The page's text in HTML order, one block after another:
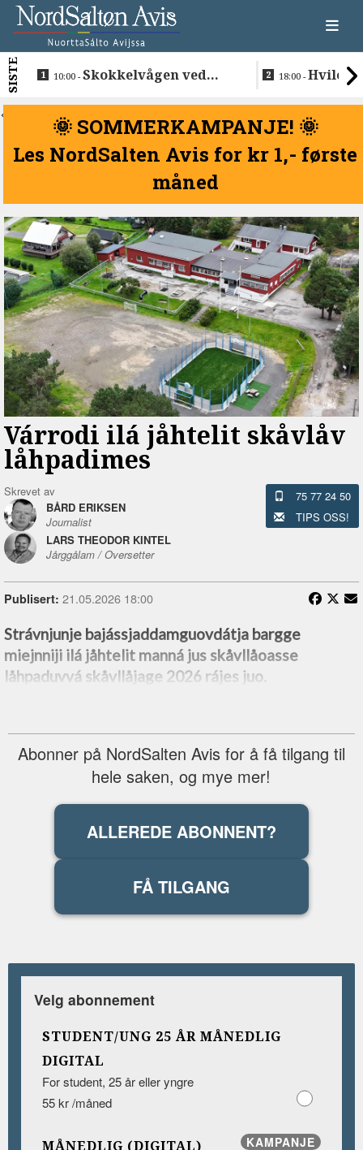
SISTE 10:00 -Skokkelvågen ved
18:00 -Hvile i
<
🌞 SOMMERKAMPANJE! 🌞
Les NordSalten Avis for kr 1,- første
måned
Várrodi ilá jåhtelit skåvlåv
låhpadimes
Skrevet av
BÅRD ERIKSEN
Journalist
LARS THEODOR KINTEL
Jårggålam / Oversetter
75 77 24 50
TIPS OSS!
Publisert: 21.05.2026 18:00
Strávnjunje bajássjaddamguovdátja bargge
miejnniji ilá jåhtelit manná jus skåvllåoasse
låhpaduvvá skåvllåjage 2026 rájes juo.
Abonner på NordSalten Avis for å få tilgang til
hele saken, og mye mer!
ALLEREDE ABONNENT?
FÅ TILGANG
Velg abonnement
STUDENT/UNG 25 ÅR MÅNEDLIG
DIGITAL
For student, 25 år eller yngre
55 kr /måned
KAMPANJE
MÅNEDLIG (DIGITAL)